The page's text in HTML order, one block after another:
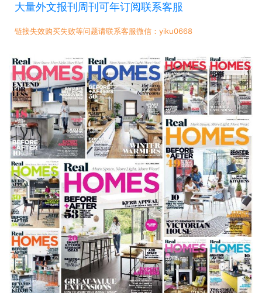
大量外文报刊周刊可年订阅联系客服
链接失效购买失败等问题请联系客服微信：yiku0668